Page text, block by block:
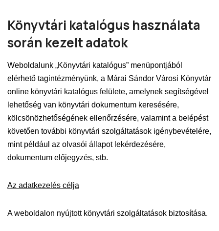
Könyvtári katalógus használata
során kezelt adatok
Weboldalunk „Könyvtári katalógus” menüpontjából
elérhető tagintézményünk, a Márai Sándor Városi Könyvtár
online könyvtári katalógus felülete, amelynek segítségével
lehetőség van könyvtári dokumentum keresésére,
kölcsönözhetőségének ellenőrzésére, valamint a belépést
követően további könyvtári szolgáltatások igénybevételére,
mint például az olvasói állapot lekérdezésére,
dokumentum előjegyzés, stb.
Az adatkezelés célja
A weboldalon nyújtott könyvtári szolgáltatások biztosítása.